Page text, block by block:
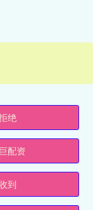
绝
配资
到